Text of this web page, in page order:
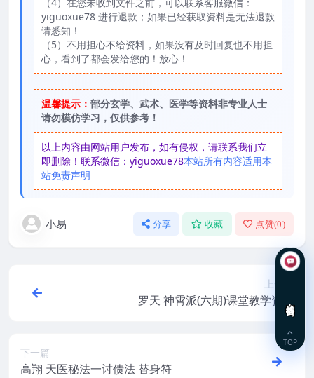
yiguoxue78 进行退款；如果已经获取资料是无法退款
请悉知！
（5）不用担心不给资料，如果没有及时回复也不用担
心，看到了都会发给您的！放心！
温馨提示： 部分玄学、武术、医学等资料非专业人士
请勿模仿学习，仅供参考！
以上内容由网站用户发布，如有侵权，请联系我们立
即删除！联系微信：yiguoxue78本站所有内容适用本
站免责声明
小易 分享 收藏 点赞(0)
上一篇
罗天 神霄派(六期)课堂教学资料
下一篇
高翔 天医秘法一讨债法 替身符
TOP